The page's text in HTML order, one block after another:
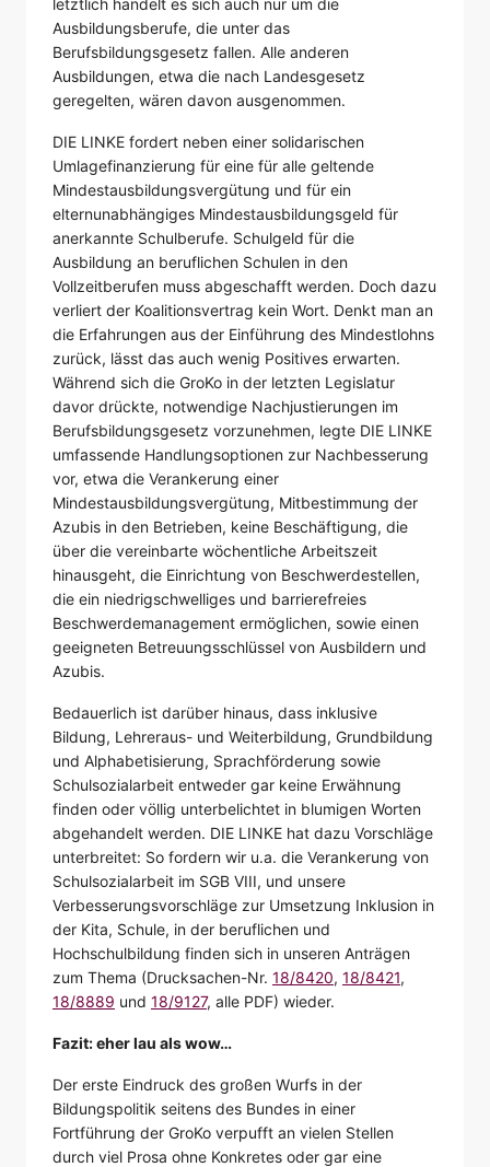
Ausbildungsberufe, die unter das
Berufsbildungsgesetz fallen. Alle anderen
Ausbildungen, etwa die nach Landesgesetz
geregelten, wären davon ausgenommen.
DIE LINKE fordert neben einer solidarischen
Umlagefinanzierung für eine für alle geltende
Mindestausbildungsvergütung und für ein
elternunabhängiges Mindestausbildungsgeld für
anerkannte Schulberufe. Schulgeld für die
Ausbildung an beruflichen Schulen in den
Vollzeitberufen muss abgeschafft werden. Doch dazu
verliert der Koalitionsvertrag kein Wort. Denkt man an
die Erfahrungen aus der Einführung des Mindestlohns
zurück, lässt das auch wenig Positives erwarten.
Während sich die GroKo in der letzten Legislatur
davor drückte, notwendige Nachjustierungen im
Berufsbildungsgesetz vorzunehmen, legte DIE LINKE
umfassende Handlungsoptionen zur Nachbesserung
vor, etwa die Verankerung einer
Mindestausbildungsvergütung, Mitbestimmung der
Azubis in den Betrieben, keine Beschäftigung, die
über die vereinbarte wöchentliche Arbeitszeit
hinausgeht, die Einrichtung von Beschwerdestellen,
die ein niedrigschwelliges und barrierefreies
Beschwerdemanagement ermöglichen, sowie einen
geeigneten Betreuungsschlüssel von Ausbildern und
Azubis.
Bedauerlich ist darüber hinaus, dass inklusive
Bildung, Lehreraus- und Weiterbildung, Grundbildung
und Alphabetisierung, Sprachförderung sowie
Schulsozialarbeit entweder gar keine Erwähnung
finden oder völlig unterbelichtet in blumigen Worten
abgehandelt werden. DIE LINKE hat dazu Vorschläge
unterbreitet: So fordern wir u.a. die Verankerung von
Schulsozialarbeit im SGB VIII, und unsere
Verbesserungsvorschläge zur Umsetzung Inklusion in
der Kita, Schule, in der beruflichen und
Hochschulbildung finden sich in unseren Anträgen
zum Thema (Drucksachen-Nr. 18/8420, 18/8421,
18/8889 und 18/9127, alle PDF) wieder.
Fazit: eher lau als wow…
Der erste Eindruck des großen Wurfs in der
Bildungspolitik seitens des Bundes in einer
Fortführung der GroKo verpufft an vielen Stellen
durch viel Prosa ohne Konkretes oder gar eine